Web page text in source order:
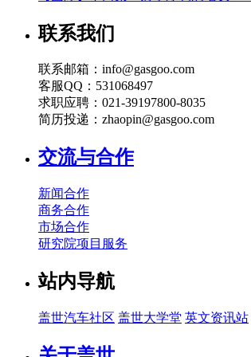
联系我们
联系邮箱：info@gasgoo.com
客服QQ：531068497
求职应聘：021-39197800-8035
简历投递：zhaopin@gasgoo.com
交流与合作
新闻合作
商务合作
市场合作
研究院项目服务
站内导航
盖世汽车社区 盖世大学堂 英文资讯站